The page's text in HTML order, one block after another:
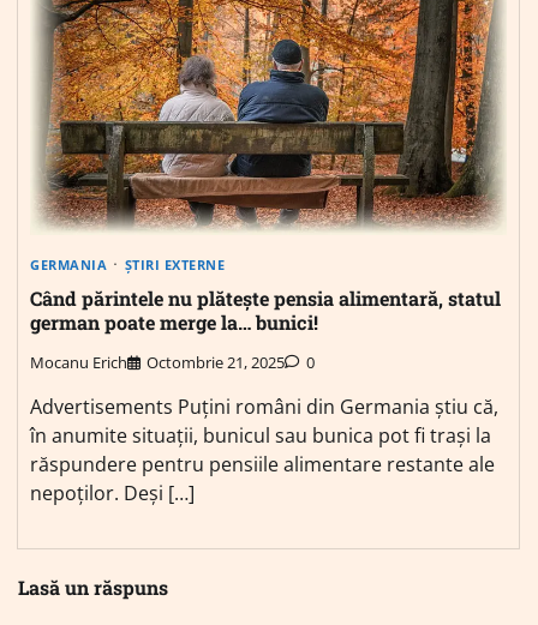
GERMANIA ȘTIRI EXTERNE
Când părintele nu plătește pensia alimentară, statul
german poate merge la… bunici!
Mocanu Erich Octombrie 21, 2025 0
Advertisements Puțini români din Germania știu că,
în anumite situații, bunicul sau bunica pot fi trași la
răspundere pentru pensiile alimentare restante ale
nepoților. Deși […]
Lasă un răspuns